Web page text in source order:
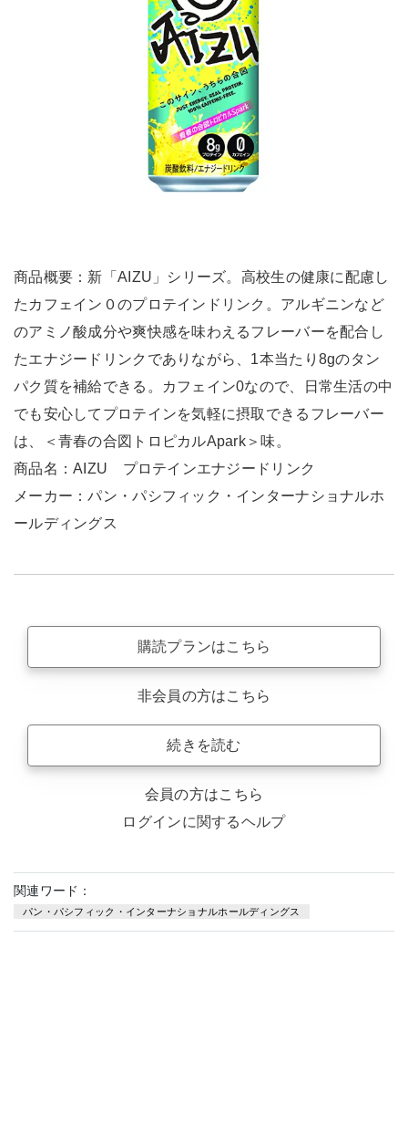
商品概要：新「AIZU」シリーズ。高校生の健康に配慮し
たカフェイン０のプロテインドリンク。アルギニンなど
のアミノ酸成分や爽快感を味わえるフレーバーを配合し
たエナジードリンクでありながら、1本当たり8gのタン
パク質を補給できる。カフェイン0なので、日常生活の中
でも安心してプロテインを気軽に摂取できるフレーバー
は、＜青春の合図トロピカルApark＞味。
商品名：AIZU プロテインエナジードリンク
メーカー：パン・パシフィック・インターナショナルホ
ールディングス
購読プランはこちら
非会員の方はこちら
続きを読む
会員の方はこちら
ログインに関するヘルプ
関連ワード：
パン・パシフィック・インターナショナルホールディングス